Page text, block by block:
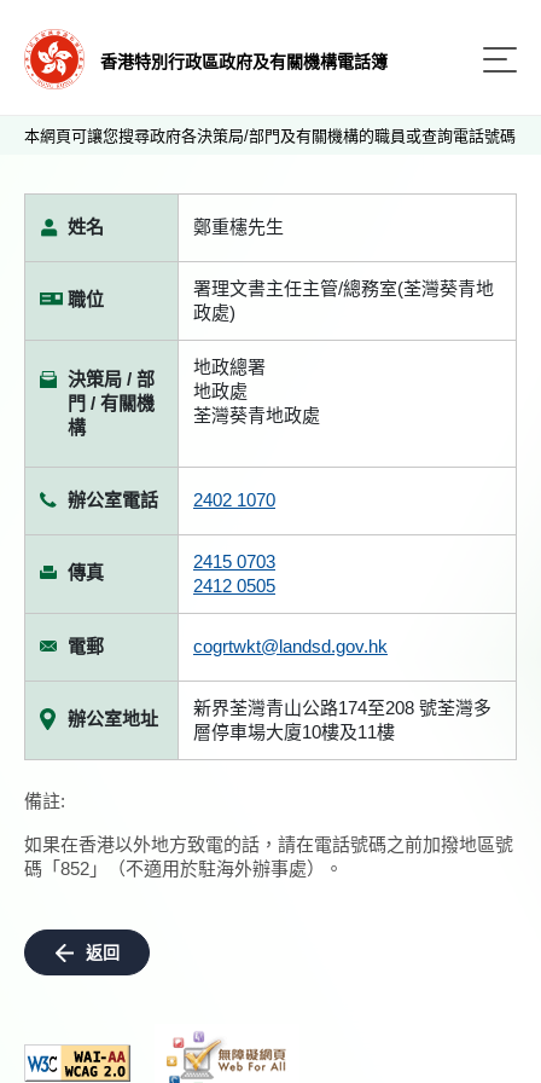
香港特別行政區政府及有關機構電話簿
本網頁可讓您搜尋政府各決策局/部門及有關機構的職員或查詢電話號碼
姓名 鄭重櫶先生
職位
署理文書主任主管/總務室(荃灣葵青地
政處)
決策局 / 部
門 / 有關機
構
地政總署
地政處
荃灣葵青地政處
辦公室電話 2402 1070
傳真
2415 0703
2412 0505
電郵 cogrtwkt@landsd.gov.hk
辦公室地址
新界荃灣青山公路174至208 號荃灣多
層停車場大廈10樓及11樓
備註:
如果在香港以外地方致電的話，請在電話號碼之前加撥地區號
碼「852」（不適用於駐海外辦事處）。
返回